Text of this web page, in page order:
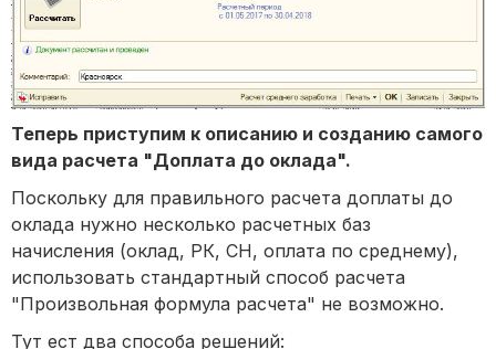
Теперь приступим к описанию и созданию самого
вида расчета "Доплата до оклада".
Поскольку для правильного расчета доплаты до
оклада нужно несколько расчетных баз
начисления (оклад, РК, СН, оплата по среднему),
использовать стандартный способ расчета
"Произвольная формула расчета" не возможно.
Тут ест два способа решений: